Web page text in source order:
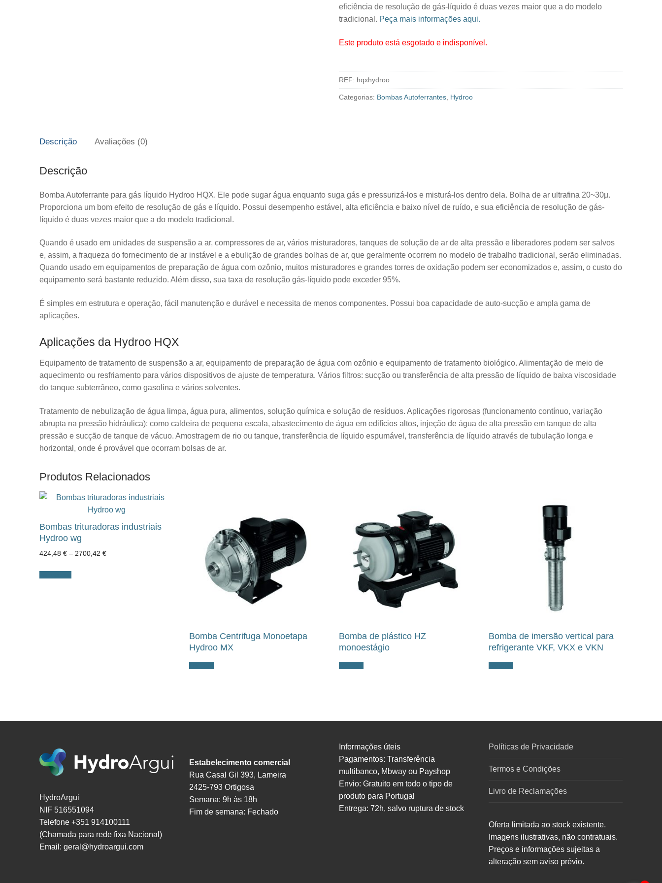
eficiência de resolução de gás-líquido é duas vezes maior que a do modelo
tradicional. Peça mais informações aqui.
Este produto está esgotado e indisponível.
REF: hqxhydroo
Categorias: Bombas Autoferrantes, Hydroo
Descrição Avaliações (0)
Descrição
Bomba Autoferrante para gás líquido Hydroo HQX. Ele pode sugar água enquanto suga gás e pressurizá-los e misturá-los dentro dela. Bolha de ar ultrafina 20~30µ.
Proporciona um bom efeito de resolução de gás e líquido. Possui desempenho estável, alta eficiência e baixo nível de ruído, e sua eficiência de resolução de gás-
líquido é duas vezes maior que a do modelo tradicional.
Quando é usado em unidades de suspensão a ar, compressores de ar, vários misturadores, tanques de solução de ar de alta pressão e liberadores podem ser salvos
e, assim, a fraqueza do fornecimento de ar instável e a ebulição de grandes bolhas de ar, que geralmente ocorrem no modelo de trabalho tradicional, serão eliminadas.
Quando usado em equipamentos de preparação de água com ozônio, muitos misturadores e grandes torres de oxidação podem ser economizados e, assim, o custo do
equipamento será bastante reduzido. Além disso, sua taxa de resolução gás-líquido pode exceder 95%.
É simples em estrutura e operação, fácil manutenção e durável e necessita de menos componentes. Possui boa capacidade de auto-sucção e ampla gama de
aplicações.
Aplicações da Hydroo HQX
Equipamento de tratamento de suspensão a ar, equipamento de preparação de água com ozônio e equipamento de tratamento biológico. Alimentação de meio de
aquecimento ou resfriamento para vários dispositivos de ajuste de temperatura. Vários filtros: sucção ou transferência de alta pressão de líquido de baixa viscosidade
do tanque subterrâneo, como gasolina e vários solventes.
Tratamento de nebulização de água limpa, água pura, alimentos, solução química e solução de resíduos. Aplicações rigorosas (funcionamento contínuo, variação
abrupta na pressão hidráulica): como caldeira de pequena escala, abastecimento de água em edifícios altos, injeção de água de alta pressão em tanque de alta
pressão e sucção de tanque de vácuo. Amostragem de rio ou tanque, transferência de líquido espumável, transferência de líquido através de tubulação longa e
horizontal, onde é provável que ocorram bolsas de ar.
Produtos Relacionados
Bombas trituradoras industriais
Hydroo wg
424,48 € – 2700,42 €Price
Bomba Centrifuga Monoetapa
Hydroo MX
Bomba de plástico HZ
monoestágio
Bomba de imersão vertical para
refrigerante VKF, VKX e VKN
HydroArgui
NIF 516551094
Telefone +351 914100111
(Chamada para rede fixa Nacional)
Email: geral@hydroargui.com
Estabelecimento comercial
Rua Casal Gil 393, Lameira
2425-793 Ortigosa
Semana: 9h às 18h
Fim de semana: Fechado
Informações úteis
Pagamentos: Transferência
multibanco, Mbway ou Payshop
Envio: Gratuito em todo o tipo de
produto para Portugal
Entrega: 72h, salvo ruptura de stock
Políticas de Privacidade
Termos e Condições
Livro de Reclamações
Oferta limitada ao stock existente.
Imagens ilustrativas, não contratuais.
Preços e informações sujeitas a
alteração sem aviso prévio.